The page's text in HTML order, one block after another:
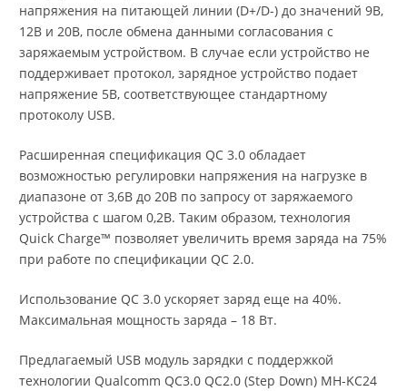
напряжения на питающей линии (D+/D-) до значений 9В,
12В и 20В, после обмена данными согласования с
заряжаемым устройством. В случае если устройство не
поддерживает протокол, зарядное устройство подает
напряжение 5В, соответствующее стандартному
протоколу USB.
Расширенная спецификация QC 3.0 обладает
возможностью регулировки напряжения на нагрузке в
диапазоне от 3,6В до 20В по запросу от заряжаемого
устройства с шагом 0,2В. Таким образом, технология
Quick Charge™ позволяет увеличить время заряда на 75%
при работе по спецификации QC 2.0.
Использование QC 3.0 ускоряет заряд еще на 40%.
Максимальная мощность заряда – 18 Вт.
Предлагаемый USB модуль зарядки с поддержкой
технологии Qualcomm QC3.0 QC2.0 (Step Down) MH-KC24